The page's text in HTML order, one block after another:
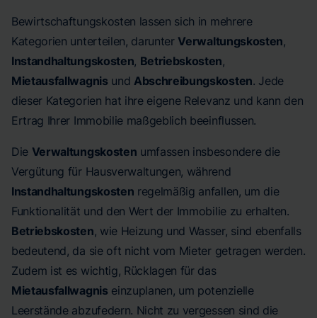
Bewirtschaftungskosten lassen sich in mehrere
Kategorien unterteilen, darunter Verwaltungskosten,
Instandhaltungskosten, Betriebskosten,
Mietausfallwagnis und Abschreibungskosten. Jede
dieser Kategorien hat ihre eigene Relevanz und kann den
Ertrag Ihrer Immobilie maßgeblich beeinflussen.
Die Verwaltungskosten umfassen insbesondere die
Vergütung für Hausverwaltungen, während
Instandhaltungskosten regelmäßig anfallen, um die
Funktionalität und den Wert der Immobilie zu erhalten.
Betriebskosten, wie Heizung und Wasser, sind ebenfalls
bedeutend, da sie oft nicht vom Mieter getragen werden.
Zudem ist es wichtig, Rücklagen für das
Mietausfallwagnis einzuplanen, um potenzielle
Leerstände abzufedern. Nicht zu vergessen sind die